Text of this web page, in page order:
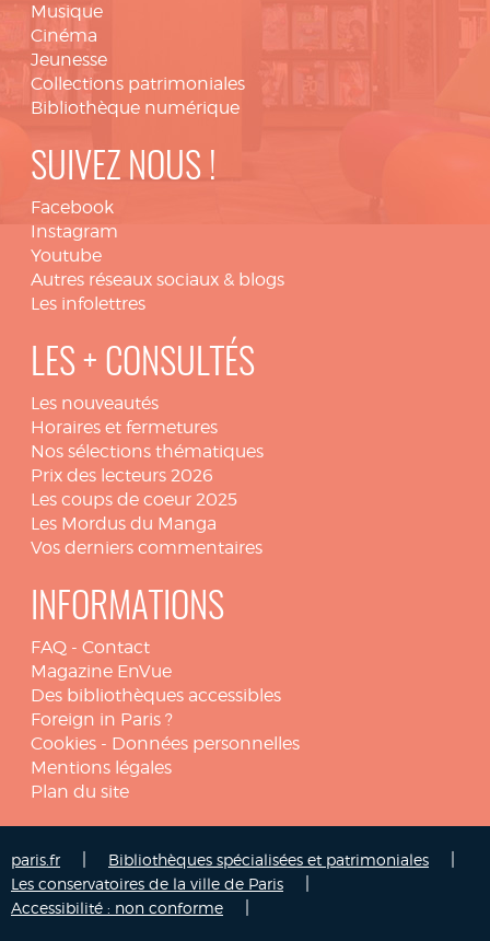
Musique
Cinéma
Jeunesse
Collections patrimoniales
Bibliothèque numérique
SUIVEZ NOUS !
Facebook
Instagram
Youtube
Autres réseaux sociaux & blogs
Les infolettres
LES + CONSULTÉS
Les nouveautés
Horaires et fermetures
Nos sélections thématiques
Prix des lecteurs 2026
Les coups de coeur 2025
Les Mordus du Manga
Vos derniers commentaires
INFORMATIONS
FAQ - Contact
Magazine EnVue
Des bibliothèques accessibles
Foreign in Paris ?
Cookies - Données personnelles
Mentions légales
Plan du site
paris.fr Bibliothèques spécialisées et patrimoniales
Les conservatoires de la ville de Paris
Accessibilité : non conforme